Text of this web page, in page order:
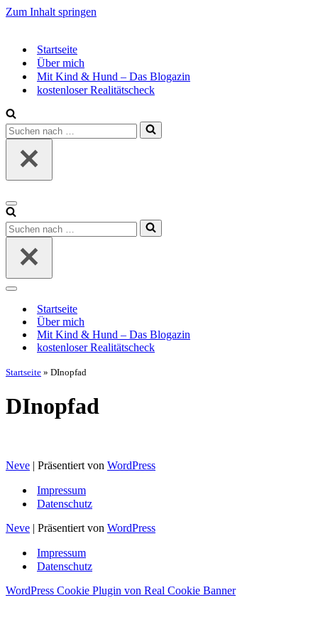
Zum Inhalt springen
Startseite
Über mich
Mit Kind & Hund – Das Blogazin
kostenloser Realitätscheck
Suchen
nach …
Navigationsmenü
Suchen
nach …
Navigationsmenü
Startseite
Über mich
Mit Kind & Hund – Das Blogazin
kostenloser Realitätscheck
Startseite » DInopfad
DInopfad
Neve | Präsentiert von WordPress
Impressum
Datenschutz
Neve | Präsentiert von WordPress
Impressum
Datenschutz
WordPress Cookie Plugin von Real Cookie Banner